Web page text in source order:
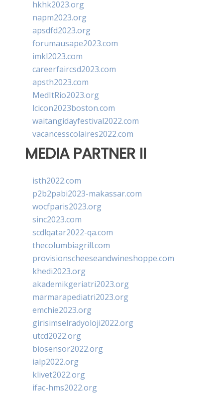
hkhk2023.org
napm2023.org
apsdfd2023.org
forumausape2023.com
imkl2023.com
careerfaircsd2023.com
apsth2023.com
MedItRio2023.org
lcicon2023boston.com
waitangidayfestival2022.com
vacancesscolaires2022.com
MEDIA PARTNER II
isth2022.com
p2b2pabi2023-makassar.com
wocfparis2023.org
sinc2023.com
scdlqatar2022-qa.com
thecolumbiagrill.com
provisionscheeseandwineshoppe.com
khedi2023.org
akademikgeriatri2023.org
marmarapediatri2023.org
emchie2023.org
girisimselradyoloji2022.org
utcd2022.org
biosensor2022.org
ialp2022.org
klivet2022.org
ifac-hms2022.org